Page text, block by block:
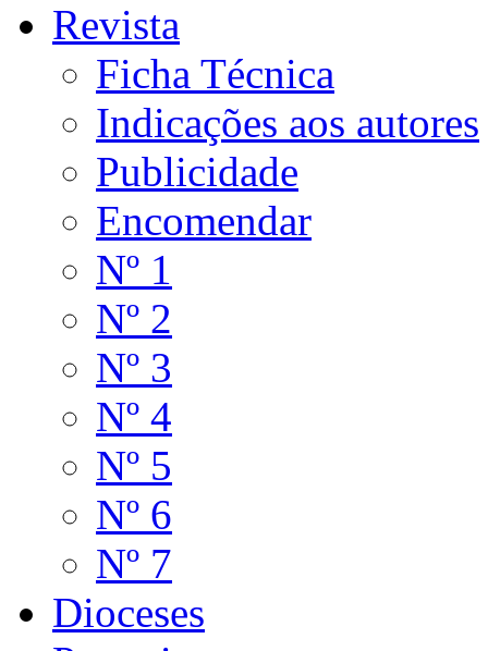
Revista
Ficha Técnica
Indicações aos autores
Publicidade
Encomendar
Nº 1
Nº 2
Nº 3
Nº 4
Nº 5
Nº 6
Nº 7
Dioceses